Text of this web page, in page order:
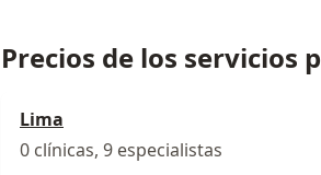
Precios de los servicios
Lima
0 clínicas, 9 especialistas